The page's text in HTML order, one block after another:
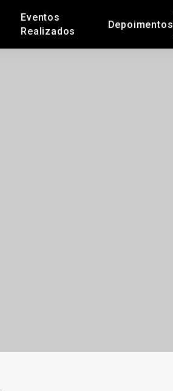
Eventos
Realizados
Depoimentos